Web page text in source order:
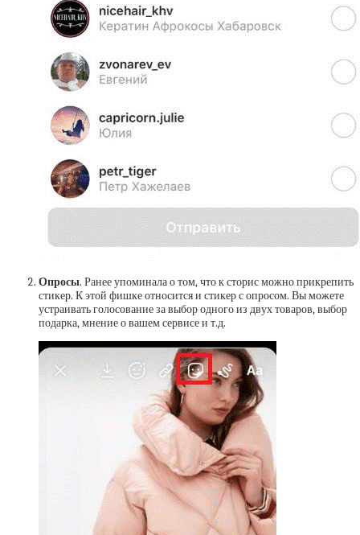
Опросы. Ранее упоминала о том, что к сторис можно прикрепить
стикер. К этой фишке относится и стикер с опросом. Вы можете
устраивать голосование за выбор одного из двух товаров, выбор
подарка, мнение о вашем сервисе и т.д.